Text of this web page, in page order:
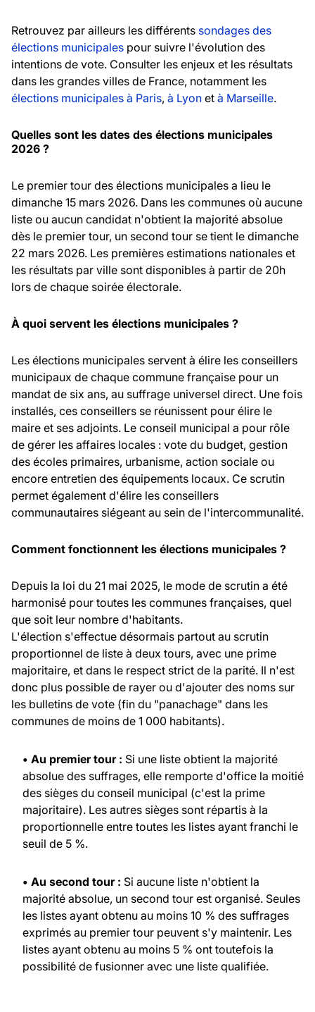
Retrouvez par ailleurs les différents sondages des
élections municipales pour suivre l'évolution des
intentions de vote. Consulter les enjeux et les résultats
dans les grandes villes de France, notamment les
élections municipales à Paris, à Lyon et à Marseille.
Quelles sont les dates des élections municipales
2026 ?
Le premier tour des élections municipales a lieu le
dimanche 15 mars 2026. Dans les communes où aucune
liste ou aucun candidat n'obtient la majorité absolue
dès le premier tour, un second tour se tient le dimanche
22 mars 2026. Les premières estimations nationales et
les résultats par ville sont disponibles à partir de 20h
lors de chaque soirée électorale.
À quoi servent les élections municipales ?
Les élections municipales servent à élire les conseillers
municipaux de chaque commune française pour un
mandat de six ans, au suffrage universel direct. Une fois
installés, ces conseillers se réunissent pour élire le
maire et ses adjoints. Le conseil municipal a pour rôle
de gérer les affaires locales : vote du budget, gestion
des écoles primaires, urbanisme, action sociale ou
encore entretien des équipements locaux. Ce scrutin
permet également d'élire les conseillers
communautaires siégeant au sein de l'intercommunalité.
Comment fonctionnent les élections municipales ?
Depuis la loi du 21 mai 2025, le mode de scrutin a été
harmonisé pour toutes les communes françaises, quel
que soit leur nombre d'habitants.
L'élection s'effectue désormais partout au scrutin
proportionnel de liste à deux tours, avec une prime
majoritaire, et dans le respect strict de la parité. Il n'est
donc plus possible de rayer ou d'ajouter des noms sur
les bulletins de vote (fin du "panachage" dans les
communes de moins de 1 000 habitants).
• Au premier tour : Si une liste obtient la majorité
absolue des suffrages, elle remporte d'office la moitié
des sièges du conseil municipal (c'est la prime
majoritaire). Les autres sièges sont répartis à la
proportionnelle entre toutes les listes ayant franchi le
seuil de 5 %.
• Au second tour : Si aucune liste n'obtient la
majorité absolue, un second tour est organisé. Seules
les listes ayant obtenu au moins 10 % des suffrages
exprimés au premier tour peuvent s'y maintenir. Les
listes ayant obtenu au moins 5 % ont toutefois la
possibilité de fusionner avec une liste qualifiée.